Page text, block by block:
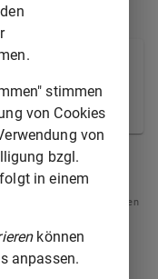
wenn der
oder aus
zur Navigation zwischen
stimmen
von Cookies
von
bzgl.
in einem
können
anpassen.